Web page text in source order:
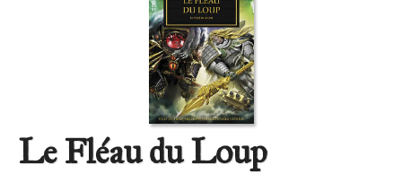
Le Fléau du Loup